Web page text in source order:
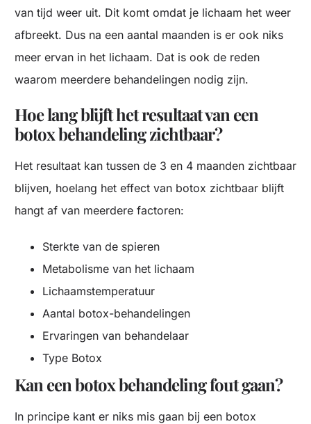
van tijd weer uit. Dit komt omdat je lichaam het weer
afbreekt. Dus na een aantal maanden is er ook niks
meer ervan in het lichaam. Dat is ook de reden
waarom meerdere behandelingen nodig zijn.
Hoe lang blijft het resultaat van een
botox behandeling zichtbaar?
Het resultaat kan tussen de 3 en 4 maanden zichtbaar
blijven, hoelang het effect van botox zichtbaar blijft
hangt af van meerdere factoren:
Sterkte van de spieren
Metabolisme van het lichaam
Lichaamstemperatuur
Aantal botox-behandelingen
Ervaringen van behandelaar
Type Botox
Kan een botox behandeling fout gaan?
In principe kant er niks mis gaan bij een botox